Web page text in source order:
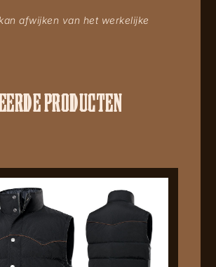
afwijken van het werkelijke
PRODUCTEN